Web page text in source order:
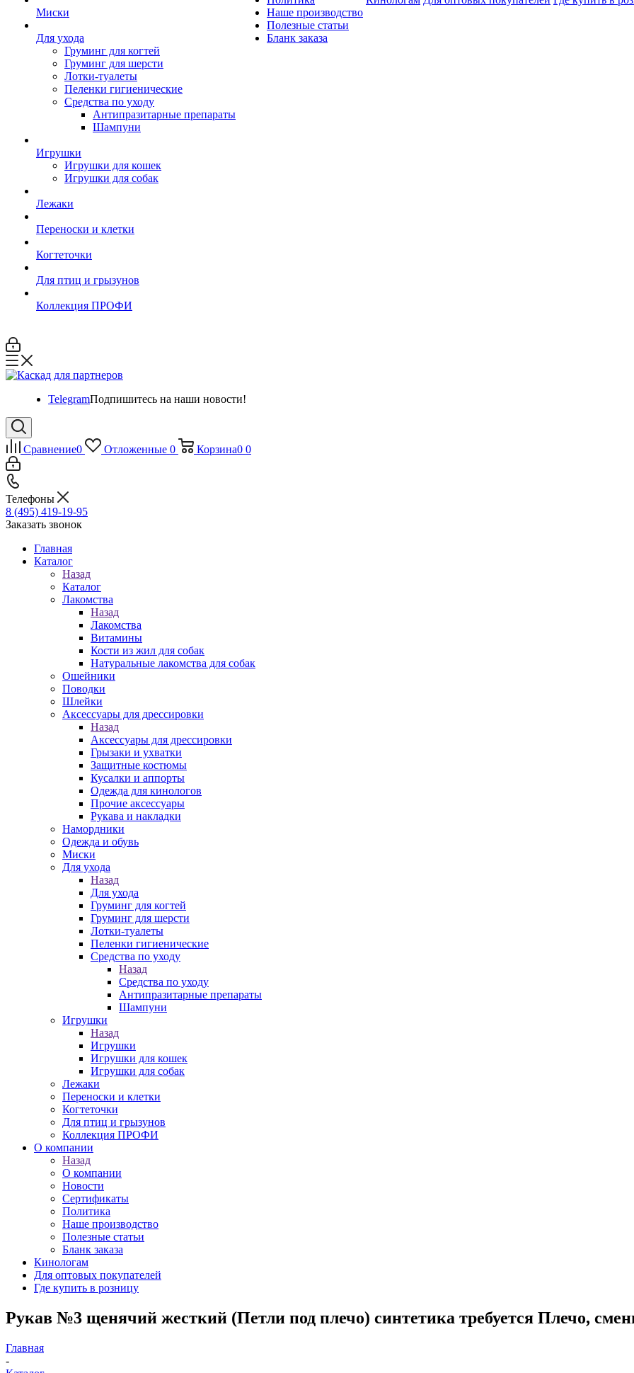
Миски
Для ухода
Груминг для когтей
Груминг для шерсти
Лотки-туалеты
Пеленки гигиенические
Средства по уходу
Антипразитарные препараты
Шампуни
Игрушки
Игрушки для кошек
Игрушки для собак
Лежаки
Переноски и клетки
Когтеточки
Для птиц и грызунов
Коллекция ПРОФИ
Наше производство
Полезные статьи
Бланк заказа
TelegramПодпишитесь на наши новости!
Сравнение0 Отложенные 0 Корзина0 0
Телефоны
8 (495) 419-19-95
Заказать звонок
Главная
Каталог
Назад
Каталог
Лакомства
Назад
Лакомства
Витамины
Кости из жил для собак
Натуральные лакомства для собак
Ошейники
Поводки
Шлейки
Аксессуары для дрессировки
Назад
Аксессуары для дрессировки
Грызаки и ухватки
Защитные костюмы
Кусалки и аппорты
Одежда для кинологов
Прочие аксессуары
Рукава и накладки
Намордники
Одежда и обувь
Миски
Для ухода
Назад
Для ухода
Груминг для когтей
Груминг для шерсти
Лотки-туалеты
Пеленки гигиенические
Средства по уходу
Назад
Средства по уходу
Антипразитарные препараты
Шампуни
Игрушки
Назад
Игрушки
Игрушки для кошек
Игрушки для собак
Лежаки
Переноски и клетки
Когтеточки
Для птиц и грызунов
Коллекция ПРОФИ
О компании
Назад
О компании
Новости
Сертификаты
Политика
Наше производство
Полезные статьи
Бланк заказа
Кинологам
Для оптовых покупателей
Где купить в розницу
Рукав №3 щенячий жесткий (Петли под плечо) синтетика требуется Плечо,
Главная
-